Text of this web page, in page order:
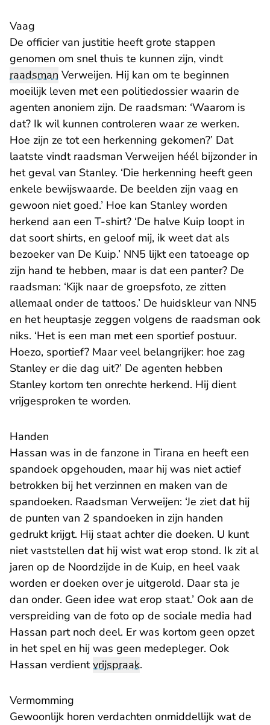
Vaag
De officier van justitie heeft grote stappen
genomen om snel thuis te kunnen zijn, vindt
raadsman Verweijen. Hij kan om te beginnen
moeilijk leven met een politiedossier waarin de
agenten anoniem zijn. De raadsman: ‘Waarom is
dat? Ik wil kunnen controleren waar ze werken.
Hoe zijn ze tot een herkenning gekomen?’ Dat
laatste vindt raadsman Verweijen héél bijzonder in
het geval van Stanley. ‘Die herkenning heeft geen
enkele bewijswaarde. De beelden zijn vaag en
gewoon niet goed.’ Hoe kan Stanley worden
herkend aan een T-shirt? ‘De halve Kuip loopt in
dat soort shirts, en geloof mij, ik weet dat als
bezoeker van De Kuip.’ NN5 lijkt een tatoeage op
zijn hand te hebben, maar is dat een panter? De
raadsman: ‘Kijk naar de groepsfoto, ze zitten
allemaal onder de tattoos.’ De huidskleur van NN5
en het heuptasje zeggen volgens de raadsman ook
niks. ‘Het is een man met een sportief postuur.
Hoezo, sportief? Maar veel belangrijker: hoe zag
Stanley er die dag uit?’ De agenten hebben
Stanley kortom ten onrechte herkend. Hij dient
vrijgesproken te worden.
Handen
Hassan was in de fanzone in Tirana en heeft een
spandoek opgehouden, maar hij was niet actief
betrokken bij het verzinnen en maken van de
spandoeken. Raadsman Verweijen: ‘Je ziet dat hij
de punten van 2 spandoeken in zijn handen
gedrukt krijgt. Hij staat achter die doeken. U kunt
niet vaststellen dat hij wist wat erop stond. Ik zit al
jaren op de Noordzijde in de Kuip, en heel vaak
worden er doeken over je uitgerold. Daar sta je
dan onder. Geen idee wat erop staat.’ Ook aan de
verspreiding van de foto op de sociale media had
Hassan part noch deel. Er was kortom geen opzet
in het spel en hij was geen medepleger. Ook
Hassan verdientvrijspraak.
Vermomming
Gewoonlijk horen verdachten onmiddellijk wat de